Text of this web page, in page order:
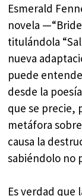
Esmerald
novela
titulándola
nueva
puede
desde la
que se precie,
metáfora
causa la
sabiéndolo no
Es verdad que